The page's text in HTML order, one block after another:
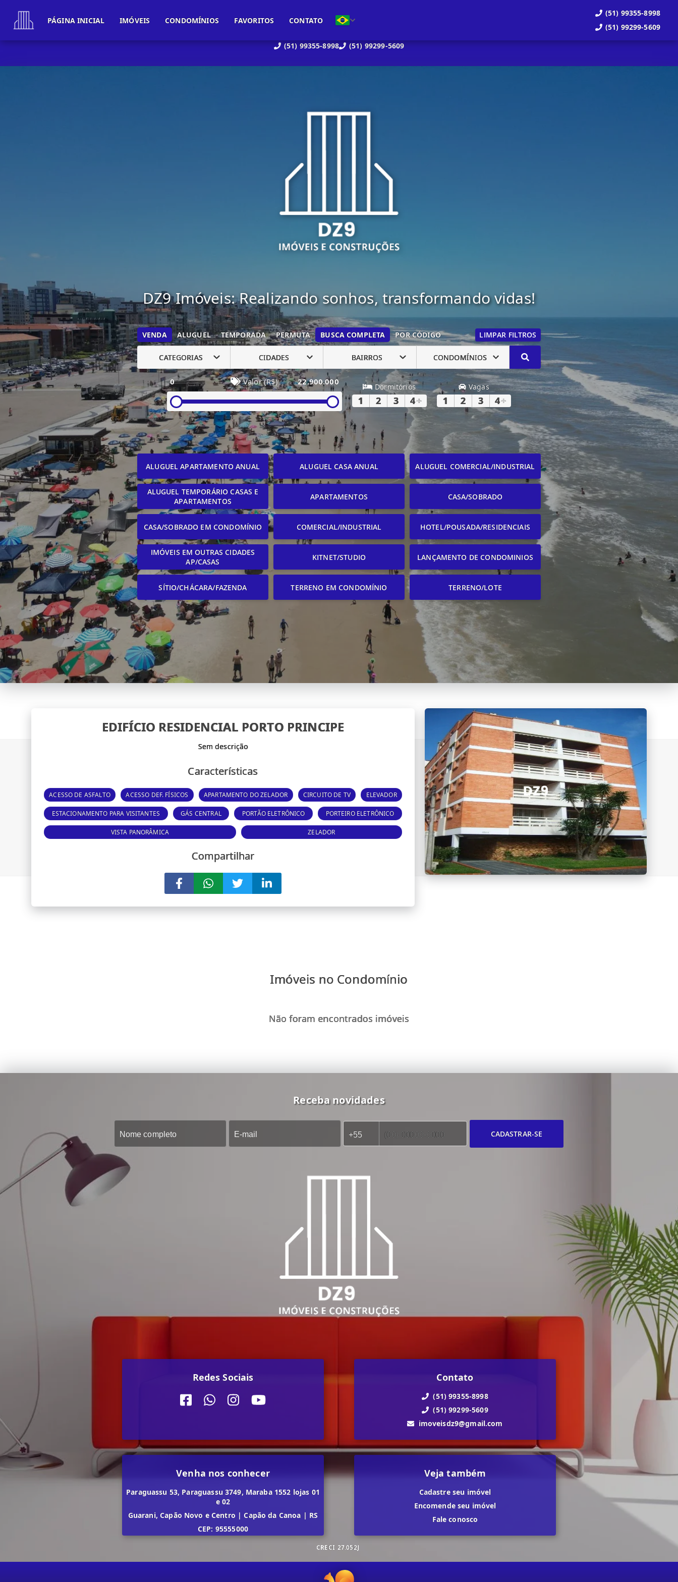
(51) 99355-8998 (51) 99299-5609
PÁGINA INICIAL IMÓVEIS CONDOMÍNIOS FAVORITOS CONTATO
(51) 99355-8998
(51) 99299-5609
DZ9 Imóveis: Realizando sonhos, transformando vidas!
VENDA ALUGUEL TEMPORADA PERMUTA BUSCA COMPLETA POR CÓDIGO LIMPAR FILTROS
CATEGORIAS CIDADES BAIRROS CONDOMÍNIOS
0 Valor (R$) 22.900.000 Dormitórios
1 2 3 4+
Vagas
1 2 3 4+
ALUGUEL APARTAMENTO ANUAL ALUGUEL CASA ANUAL ALUGUEL COMERCIAL/INDUSTRIAL
ALUGUEL TEMPORÁRIO CASAS E
APARTAMENTOS
APARTAMENTOS CASA/SOBRADO
CASA/SOBRADO EM CONDOMÍNIO COMERCIAL/INDUSTRIAL HOTEL/POUSADA/RESIDENCIAIS
IMÓVEIS EM OUTRAS CIDADES
AP/CASAS
KITNET/STUDIO LANÇAMENTO DE CONDOMINIOS
SÍTIO/CHÁCARA/FAZENDA TERRENO EM CONDOMÍNIO TERRENO/LOTE
EDIFÍCIO RESIDENCIAL PORTO PRINCIPE
Sem descrição
Características
ACESSO DE ASFALTO ACESSO DEF. FÍSICOS APARTAMENTO DO ZELADOR CIRCUITO DE TV ELEVADOR
ESTACIONAMENTO PARA VISITANTES GÁS CENTRAL PORTÃO ELETRÔNICO PORTEIRO ELETRÔNICO
VISTA PANORÂMICA ZELADOR
Compartilhar
Imóveis no Condomínio
Não foram encontrados imóveis
Receba novidades
CADASTRAR-SE
Redes Sociais Contato
(51) 99355-8998
(51) 99299-5609
imoveisdz9@gmail.com
Venha nos conhecer
Paraguassu 53, Paraguassu 3749, Maraba 1552 lojas 01
e 02
Guarani, Capão Novo e Centro | Capão da Canoa | RS
CEP: 95555000
Veja também
Cadastre seu imóvel
Encomende seu imóvel
Fale conosco
CRECI 27.052J